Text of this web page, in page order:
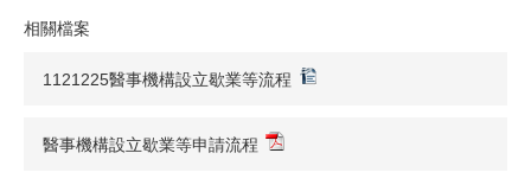
相關檔案
1121225醫事機構設立歇業等流程
醫事機構設立歇業等申請流程